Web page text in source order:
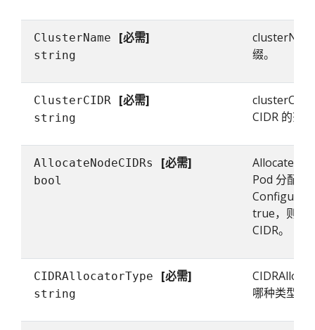
ClusterName [必需]
string
缀。
ClusterCIDR [必需]
string
CIDR 的范
AllocateNodeCIDRs [必需]
bool
Pod 分配
true，则允
CIDR。
CIDRAllocatorType [必需]
string
哪种类型的